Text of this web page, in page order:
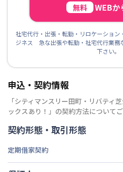
無料 WEBか
社宅代行・出張・転勤・リロケーショ
ジネス 急な出張や転勤・社宅代行業務
下さい。
申込・契約情報
「シティマンスリー田町・リバティ
ックスあり！ 」の契約方法についてご
契約形態・取引形態
定期借家契約